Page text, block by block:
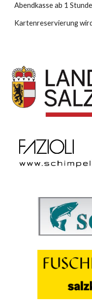
Abendkasse ab 1
Kartenreservierung